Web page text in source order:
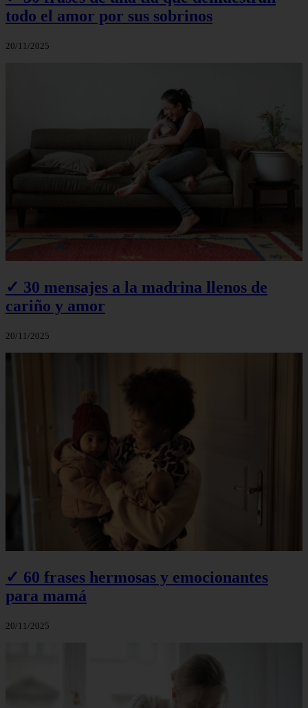
todo el amor por sus sobrinos
20/11/2025
✓ 30 mensajes a la madrina llenos de
cariño y amor
20/11/2025
✓ 60 frases hermosas y emocionantes
para mamá
20/11/2025